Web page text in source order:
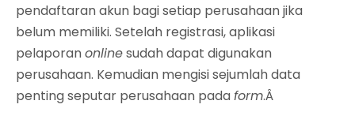
pendaftaran akun bagi setiap perusahaan jika
belum memiliki. Setelah registrasi, aplikasi
pelaporanonlinesudah dapat digunakan
perusahaan. Kemudian mengisi sejumlah data
penting seputar perusahaan padaform.Â